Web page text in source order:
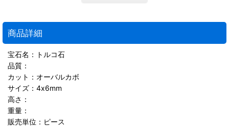
商品詳細
宝石名：トルコ石
品質：
カット：オーバルカボ
サイズ：4x6mm
高さ：
重量：
販売単位：ピース